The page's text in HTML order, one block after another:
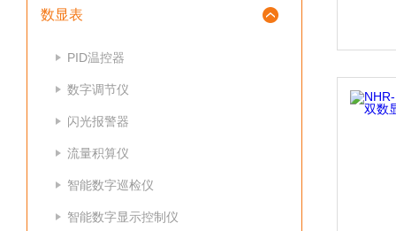
数显表
PID温控器
数字调节仪
闪光报警器
流量积算仪
智能数字巡检仪
智能数字显示控制仪